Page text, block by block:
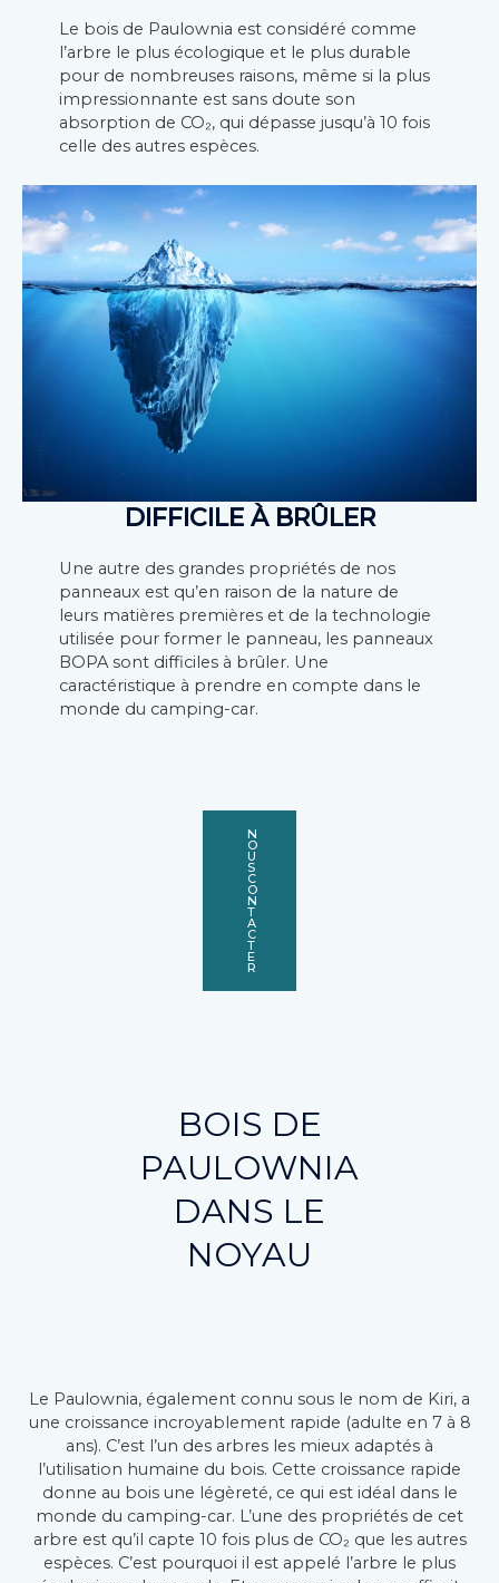
Le bois de Paulownia est considéré comme
l’arbre le plus écologique et le plus durable
pour de nombreuses raisons, même si la plus
impressionnante est sans doute son
absorption de CO₂, qui dépasse jusqu’à 10 fois
celle des autres espèces.
DIFFICILE À BRÛLER
Une autre des grandes propriétés de nos
panneaux est qu’en raison de la nature de
leurs matières premières et de la technologie
utilisée pour former le panneau, les panneaux
BOPA sont difficiles à brûler. Une
caractéristique à prendre en compte dans le
monde du camping-car.
N
O
U
S
C
O
N
T
A
C
T
E
R
BOIS DE
PAULOWNIA
DANS LE
NOYAU
Le Paulownia, également connu sous le nom de Kiri, a
une croissance incroyablement rapide (adulte en 7 à 8
ans). C’est l’un des arbres les mieux adaptés à
l’utilisation humaine du bois. Cette croissance rapide
donne au bois une légèreté, ce qui est idéal dans le
monde du camping-car. L’une des propriétés de cet
arbre est qu’il capte 10 fois plus de CO₂ que les autres
espèces. C’est pourquoi il est appelé l’arbre le plus